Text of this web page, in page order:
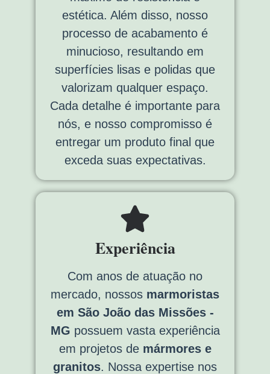
estética. Além disso, nosso
processo de acabamento é
minucioso, resultando em
superfícies lisas e polidas que
valorizam qualquer espaço.
Cada detalhe é importante para
nós, e nosso compromisso é
entregar um produto final que
exceda suas expectativas.
Experiência
Com anos de atuação no
mercado, nossos marmoristas
em São João das Missões -
MG possuem vasta experiência
em projetos de mármores e
granitos. Nossa expertise nos